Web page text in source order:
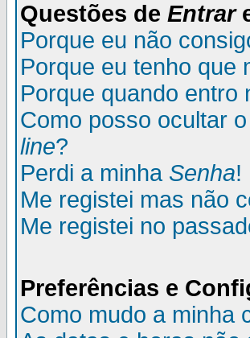
Questões de Entrar
Porque eu não
Porque eu tenho que
Porque quando entro
Como posso ocultar
line?
Perdi a minha Senha!
Me registei mas não
Me registei no
Preferências e
Como mudo a minha